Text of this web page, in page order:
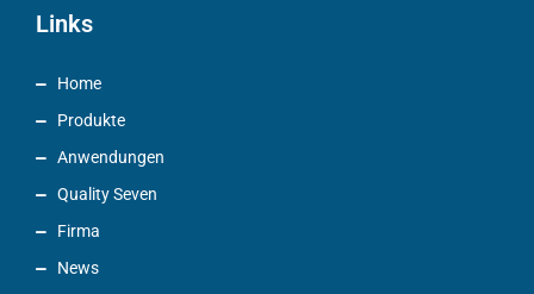
Links
Home
Produkte
Anwendungen
Quality Seven
Firma
News